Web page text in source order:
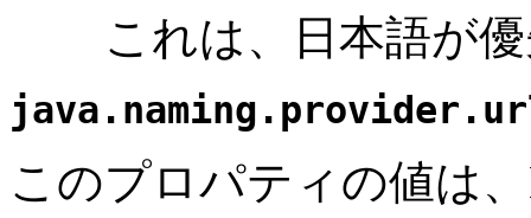
これは、日本語が
このプロパティの値は